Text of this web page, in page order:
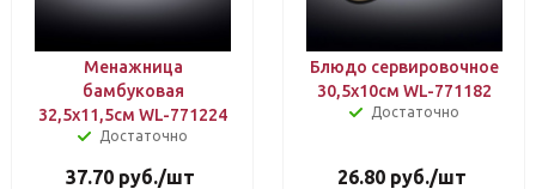
Менажница
бамбуковая
32,5х11,5см WL-771224
Достаточно
37.70 руб./шт
Блюдо сервировочное
30,5х10см WL-771182
Достаточно
26.80 руб./шт